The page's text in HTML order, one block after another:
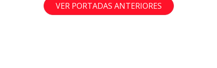
VER PORTADAS ANTERIORES